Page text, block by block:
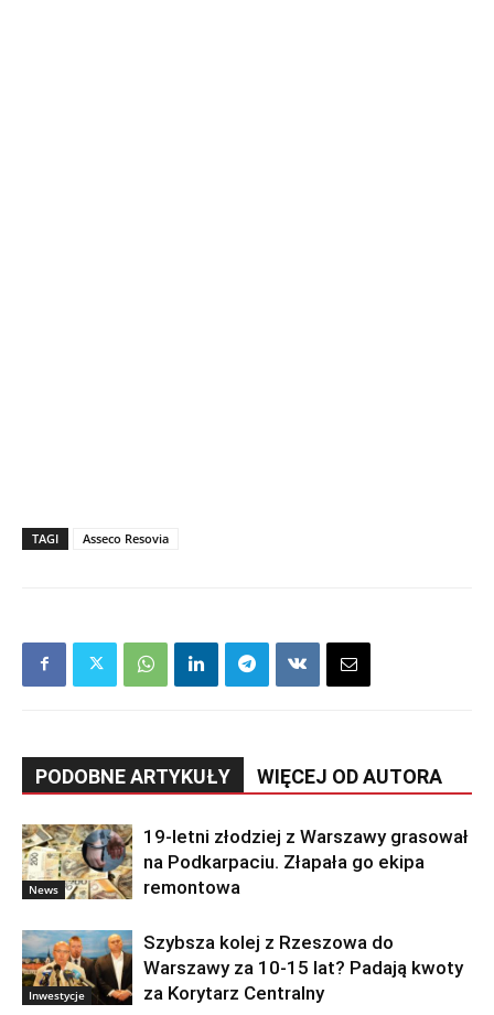
TAGI Asseco Resovia
PODOBNE ARTYKUŁY WIĘCEJ OD AUTORA
News
19-letni złodziej z Warszawy grasował
na Podkarpaciu. Złapała go ekipa
remontowa
Inwestycje
Szybsza kolej z Rzeszowa do
Warszawy za 10-15 lat? Padają kwoty
za Korytarz Centralny